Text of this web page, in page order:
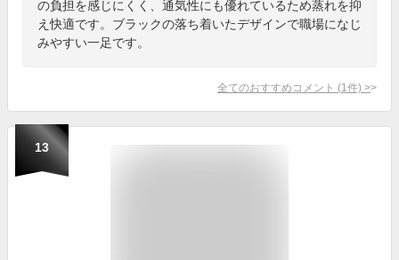
の負担を感じにくく、通気性にも優れているため蒸れを抑
え快適です。ブラックの落ち着いたデザインで職場になじ
みやすい一足です。
全てのおすすめコメント (1 件) >
13